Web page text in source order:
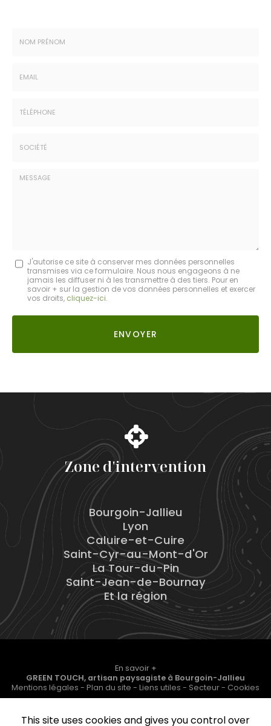
Message
J'autorise ce site à conserver mes données personnelles
transmises via ce formulaire. Nous nous engageons à ne
jamais les diffuser ni à les transmettre à des tiers. Pour en
savoir + sur la gestion de vos données personnelles et exercer
vos droits, cliquez-ici.
Acceptation
ENVOYER
Zone d'intervention
Bourgoin-Jallieu
Lyon
Caluire-et-Cuire
Saint-Cyr-au-Mont-d'Or
La Tour-du-Pin
Saint-Jean-de-Bournay
Et la région
En savoir +
GREEN TOUCH
GREEN TOUCH, artisan paysagiste à Bourgoin-Jallieu
Mentions légales - Plan du site - Liens utiles - Secteur- Cookies
This site uses cookies and gives you control over